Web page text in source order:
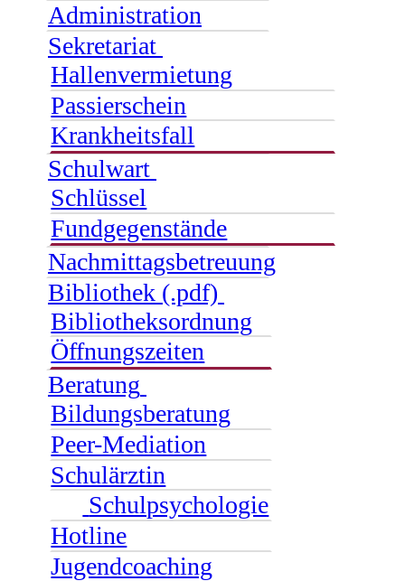
Administration
Sekretariat
Hallenvermietung
Passierschein
Krankheitsfall
Schulwart
Schlüssel
Fundgegenstände
Nachmittagsbetreuung
Bibliothek (.pdf)
Bibliotheksordnung
Öffnungszeiten
Beratung
Bildungsberatung
Peer-Mediation
Schulärztin
Schulpsychologie
Hotline
Jugendcoaching